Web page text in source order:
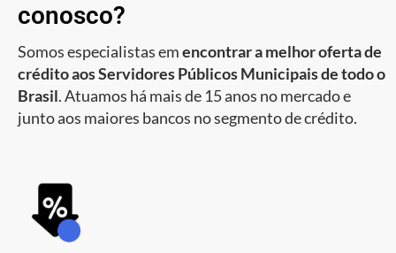
conosco?
Somos especialistas emencontrar a melhor oferta de
crédito aos Servidores Públicos Municipais de todo o
Brasil. Atuamos há mais de 15 anos no mercado e
junto aos maiores bancos no segmento de crédito.